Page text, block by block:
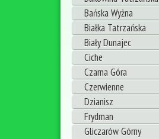
Bańska Wyżna
Białka Tatrzańska
Biały Dunajec
Ciche
Czarna Góra
Czerwienne
Dzianisz
Frydman
Gliczarów Górny